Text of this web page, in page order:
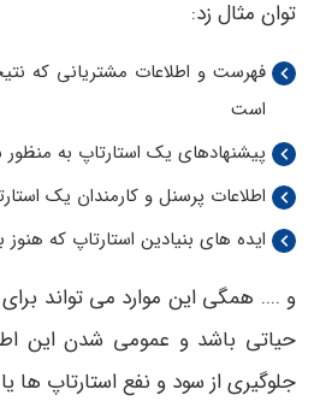
توان مثال زد:
فهرست و اطلاعات مشتریانی که
است
پیشنهادهای یک استارتاپ به منظور
اطلاعات پرسنل و کارمندان یک
ایده های بنیادین استارتاپ که
و .... همگی این موارد می تواند
حیاتی باشد و عمومی شدن این
جلوگیری از سود و نفع استارتاپ